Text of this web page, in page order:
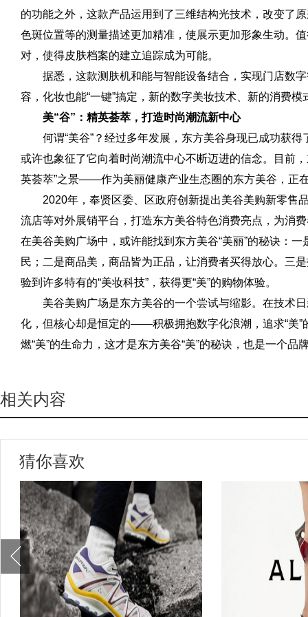
的功能之外，这款产品运用到了三维结构光技术，改变了
色斑位置等的测量描述更加精准，使展示更加形象生动。
对，使得皮肤档案的建立追踪成为可能。
据悉，这款测肤机和能与智能设备结合，实现门店数
容，化妆也能“一键”搞定，新的数字美妆技术、新的消费
美“谷”：精英荟萃，打造时尚潮流新中心
何谓“美谷”？经过多年发展，东方美谷身现已成功获得
或许也象征了它向着时尚潮流中心不断迈进的信念。目前
英荟萃”之景——作为美丽健康产业生态圈的东方美谷，正
2020年，奉贤区委、区政府创新提出美谷美购新零售
流店等对外展销平台，打造东方美谷特色消费亮点，为消
在美谷美购广场中，或许能找到东方美谷“美丽”的秘诀：
民；二是商品美，商品皆为正品，让消费者买得放心。三
验到许多特有的“美妆科技”，获得更“美”的购物体验。
美谷美购广场是东方美谷的一个尝试与缩影。在技术
化，但核心却是恒定的——积极拥抱数字化浪潮，追求“美”
燃“美”的生命力，这才是东方美谷“美”的秘诀，也是一个品
相关内容
猜你喜欢